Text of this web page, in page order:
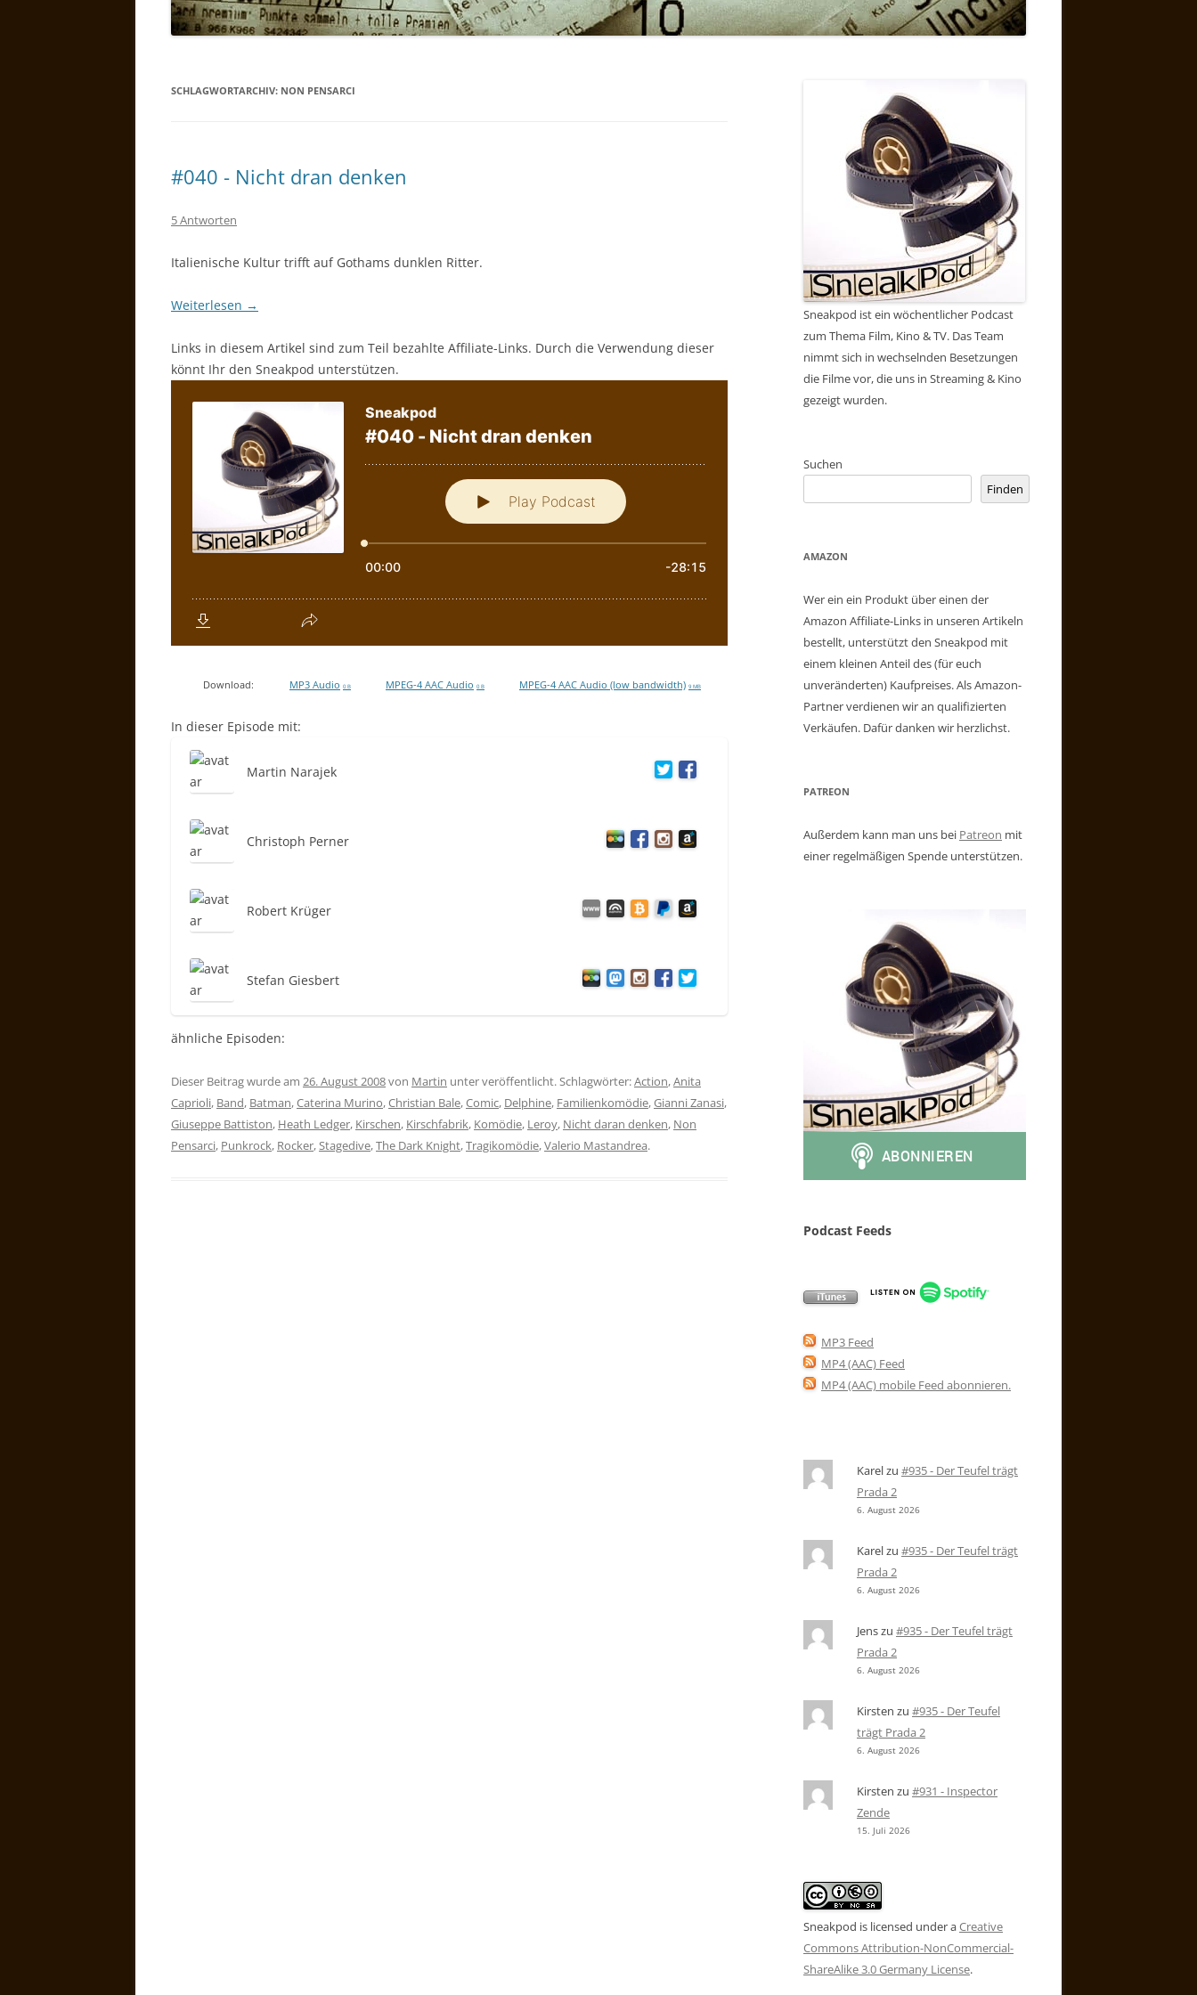
SCHLAGWORTARCHIV: NON PENSARCI
#040 - Nicht dran denken
5 Antworten
Italienische Kultur trifft auf Gothams dunklen Ritter.
Weiterlesen →
Links in diesem Artikel sind zum Teil bezahlte Affiliate-Links. Durch die Verwendung dieser
könnt Ihr den Sneakpod unterstützen.
Download: MP3 Audio 0 B MPEG-4 AAC Audio 0 B MPEG-4 AAC Audio (low bandwidth) 9 MB
In dieser Episode mit:
Martin Narajek
Christoph Perner
Robert Krüger
Stefan Giesbert
ähnliche Episoden:
Dieser Beitrag wurde am 26. August 2008von Martin unter veröffentlicht. Schlagwörter:Action,Anita
Caprioli, Band, Batman,Caterina Murino,Christian Bale,Comic, Delphine, Familienkomödie,Gianni Zanasi,
Giuseppe Battiston, Heath Ledger, Kirschen, Kirschfabrik, Komödie, Leroy, Nicht daran denken, Non
Pensarci, Punkrock, Rocker,Stagedive,The Dark Knight,Tragikomödie,Valerio Mastandrea.
Sneakpod ist ein wöchentlicher Podcast
zum Thema Film, Kino & TV. Das Team
nimmt sich in wechselnden Besetzungen
die Filme vor, die uns in Streaming & Kino
gezeigt wurden.
Suchen
Finden
AMAZON
Wer ein ein Produkt über einen der
Amazon Affiliate-Links in unseren Artikeln
bestellt, unterstützt den Sneakpod mit
einem kleinen Anteil des (für euch
unveränderten) Kaufpreises. Als Amazon-
Partner verdienen wir an qualifizierten
Verkäufen. Dafür danken wir herzlichst.
PATREON
Außerdem kann man uns bei Patreon mit
einer regelmäßigen Spende unterstützen.
Podcast Feeds
MP3 Feed
MP4 (AAC) Feed
MP4 (AAC) mobile Feed abonnieren.
Karelzu #935 - Der Teufel trägt
Prada 2
6. August 2026
Karelzu #935 - Der Teufel trägt
Prada 2
6. August 2026
Jenszu #935 - Der Teufel trägt
Prada 2
6. August 2026
Kirsten zu #935 - Der Teufel
trägt Prada 2
6. August 2026
Kirsten zu #931 - Inspector
Zende
15. Juli 2026
Sneakpod is licensed under aCreative
Commons Attribution-NonCommercial-
ShareAlike 3.0 Germany License.